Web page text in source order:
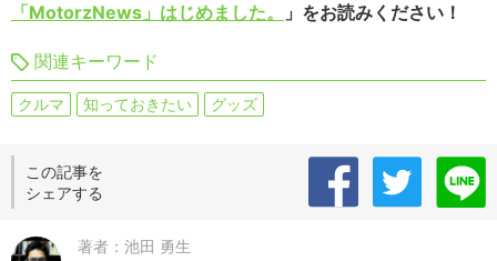
「MotorzNews」はじめました。
」をお読みください！
関連キーワード
クルマ 知っておきたい グッズ
この記事を
シェアする
著者：池田 勇生